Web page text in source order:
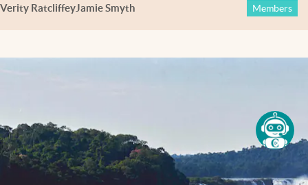
Verity RatcliffeyJamie Smyth Members